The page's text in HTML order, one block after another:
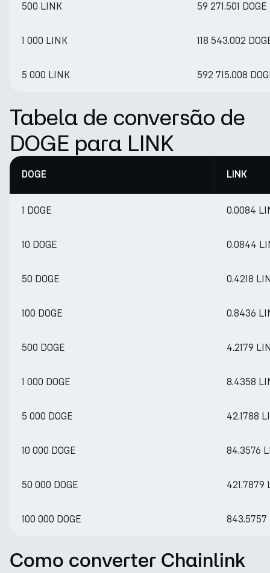
500 LINK 59 271.501 DOGE
1 000 LINK 118 543.002
5 000 LINK 592 715.008
Tabela de conversão de
DOGE para LINK
DOGE LINK
1 DOGE 0.0084
10 DOGE 0.0844
50 DOGE 0.4218
100 DOGE 0.8436
500 DOGE 4.2179
1 000 DOGE 8.4358
5 000 DOGE 42.1788
10 000 DOGE 84.3576
50 000 DOGE 421.7879
100 000 DOGE 843.5757
Como converter Chainlink